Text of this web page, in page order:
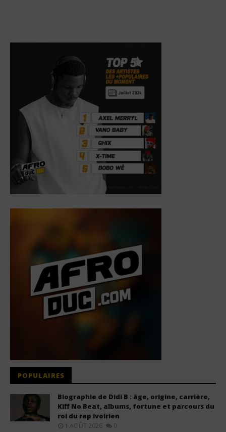
POPULAIRES
Biographie de Didi B : âge, origine, carrière,
Kiff No Beat, albums, fortune et parcours du
roi du rap ivoirien
1 AOÛT 2026 0